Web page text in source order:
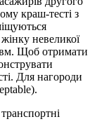
краш-тесті з
невеликої
Щоб отримати
Для нагороди